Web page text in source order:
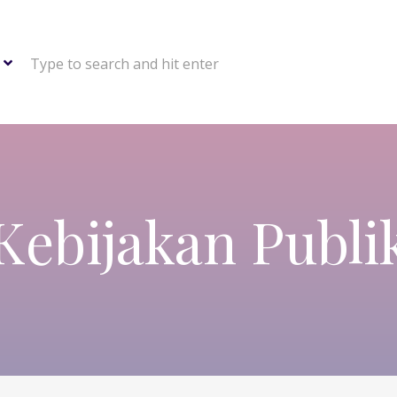
Type to search and hit enter